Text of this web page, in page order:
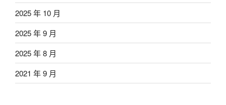
2025 年 10 月
2025 年 9 月
2025 年 8 月
2021 年 9 月